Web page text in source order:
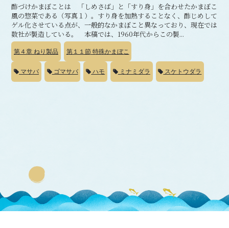
酢づけかまぼことは 「しめさば」と「すり身」を合わせたかまぼこ
風の惣菜である（写真１）。すり身を加熱することなく、酢じめして
ゲル化させている点が、一般的なかまぼこと異なっており、現在では
数社が製造している。 本稿では、1960年代からこの製...
第４章 ねり製品 第１１節特殊かまぼこ
マサバ ゴマサバ ハモ ミナミダラ スケトウダラ